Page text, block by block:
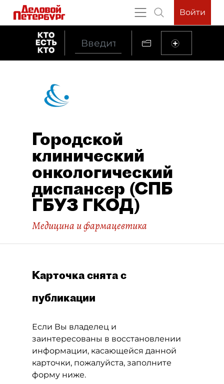
Войти
Городской
клинический
онкологический
диспансер (СПБ
ГБУЗ ГКОД)
Медицина и фармацевтика
Карточка снята с
публикации
Если Вы владелец и
заинтересованы в восстановлении
информации, касающейся данной
карточки, пожалуйста, заполните
форму ниже.